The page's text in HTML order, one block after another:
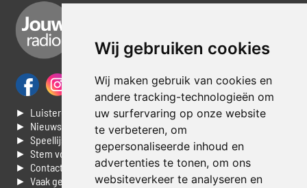
Wij gebruiken cookies
Wij maken gebruik van cookies en
andere tracking-technologieën om
uw surfervaring op onze website
te verbeteren, om
gepersonaliseerde inhoud en
advertenties te tonen, om ons
websiteverkeer te analyseren en
► Luisteren naar Jouwradio
► Nieuws
► Speellijst
► Stem voor de Dag top 3
► Contacteer ons
► Vaak gestelde vragen